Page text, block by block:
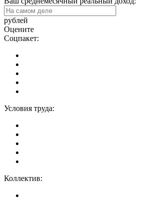
рублей
Оцените
Соцпакет:
Условия труда:
Коллектив: